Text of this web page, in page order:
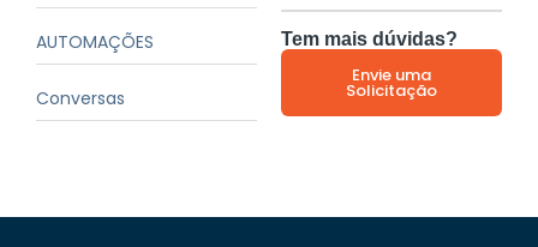
AUTOMAÇÕES
Conversas
Tem mais dúvidas?
Envie uma
Solicitação